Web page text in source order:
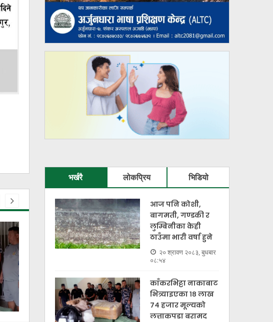
इलाममा छोरालाई खोलाले
बगाएकाे खबरले आमाले
गरिन् आत्महत्या
१९ श्रावण २०८३, मंगलवार ०७:५९
भर्खरै लोकप्रिय भिडियो
आज पनि कोशी,
बागमती, गण्डकी र
लुम्बिनीका केही
ठाउँमा भारी वर्षा हुने
२० श्रावण २०८३, बुधबार
०८:५४
काँकरभिट्टा नाकाबाट
भित्र्याइएका १८ लाख
७४ हजार मूल्यकाे
लत्ताकपडा बरामद